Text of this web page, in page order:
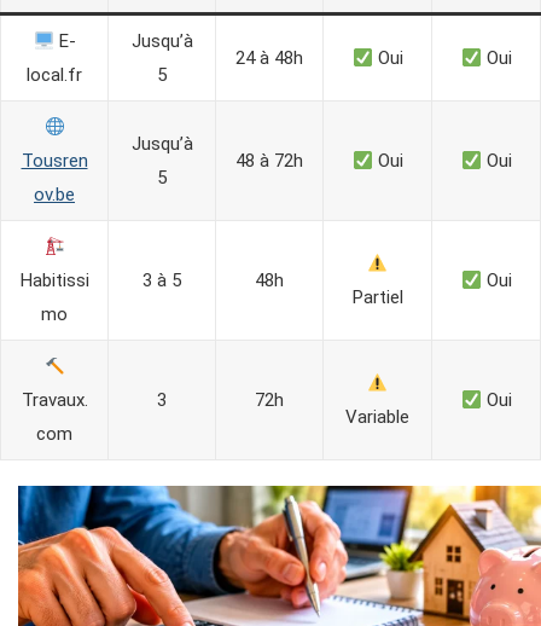
E-
local.fr
Jusqu’à
5
24 à 48h Oui Oui
Tousren
ov.be
Jusqu’à
5
48 à 72h Oui Oui
Habitissi
mo
3 à 5 48h
Partiel
Oui
Travaux.
com
3 72h
Variable
Oui